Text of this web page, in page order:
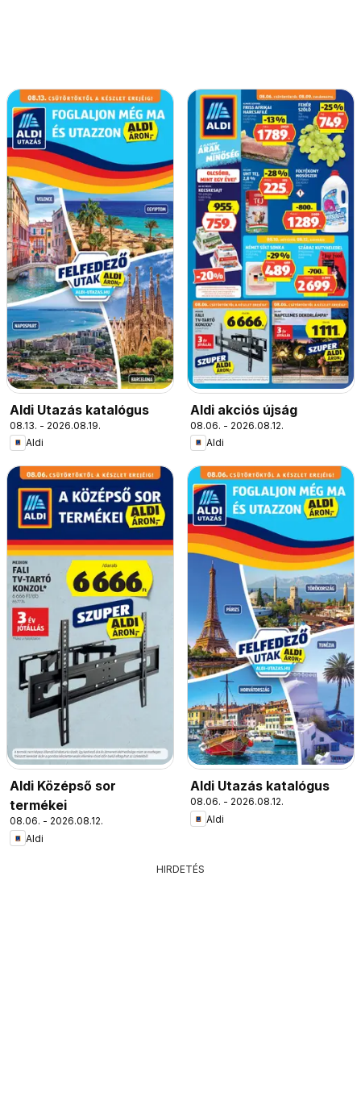
Aldi Utazás katalógus
08.13. - 2026.08.19.
Aldi
Aldi akciós újság
08.06. - 2026.08.12.
Aldi
Aldi Középső sor
termékei
08.06. - 2026.08.12.
Aldi
Aldi Utazás katalógus
08.06. - 2026.08.12.
Aldi
HIRDETÉS